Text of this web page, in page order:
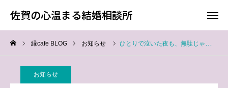
佐賀の心温まる結婚相談所
縁cafe BLOG お知らせ ひとりで泣いた夜も、無駄じゃなかった
お知らせ
佐賀の心温まる結婚相談所
料金